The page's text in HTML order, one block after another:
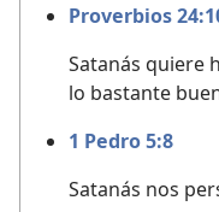
Proverbios
Satanás quiere
lo bastante
1 Pedro 5:8
Satanás nos